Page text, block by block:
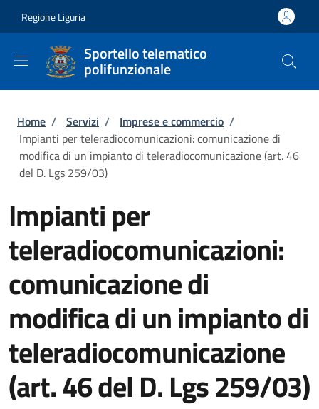
Regione Liguria
Sportello telematico
polifunzionale
Briciole di pane
Home / Servizi / Imprese e commercio /
Impianti per teleradiocomunicazioni: comunicazione di
modifica di un impianto di teleradiocomunicazione (art. 46
del D. Lgs 259/03)
Impianti per
teleradiocomunicazioni:
comunicazione di
modifica di un impianto di
teleradiocomunicazione
(art. 46 del D. Lgs 259/03)